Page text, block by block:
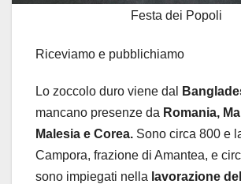
Festa dei Popoli
Riceviamo e pubblichiamo
Lo zoccolo duro viene dal
mancano presenze da Romania,
Malesia e Corea. Sono circa 800 e
Campora, frazione di Amantea, e
sono impiegati nella lavorazione